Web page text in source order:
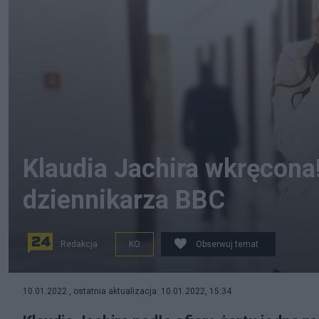
Klaudia Jachira
dziennikarza BBC
Redakcja KO Obserwuj temat
10.01.2022 , ostatnia aktualizacja: 10.01.2022, 15:34